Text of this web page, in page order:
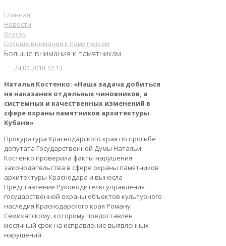
Главная
Новости
Власть
Больше внимания к памятникам
Больше внимания к памятникам
24.04.2018 12:13
Наталья Костенко: «Наша задача добиться
не наказания отдельных чиновников, а
системных и качественных изменений в
сфере охраны памятников архитектуры
Кубани»
Прокуратура Краснодарского края по просьбе
депутата Государственной Думы Натальи
Костенко проверила факты нарушения
законодательства в сфере охраны памятников
архитектуры Краснодара и вынесла
Представление Руководителю управления
государственной охраны объектов культурного
наследия Краснодарского края Роману
Семихатскому, которому предоставлен
месячный срок на исправление выявленных
нарушений.